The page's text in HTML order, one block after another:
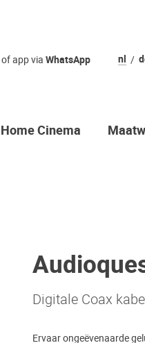
nl
of app via WhatsApp
Home Cinema
Digitale Coax
Ervaar ongeëvenaarde